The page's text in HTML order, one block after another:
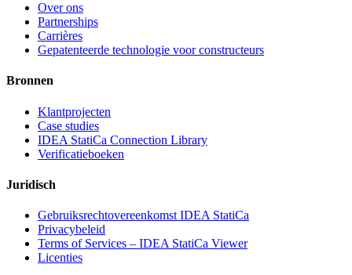
Over ons
Partnerships
Carrières
Gepatenteerde technologie voor constructeurs
Bronnen
Klantprojecten
Case studies
IDEA StatiCa Connection Library
Verificatieboeken
Juridisch
Gebruiksrechtovereenkomst IDEA StatiCa
Privacybeleid
Terms of Services – IDEA StatiCa Viewer
Licenties